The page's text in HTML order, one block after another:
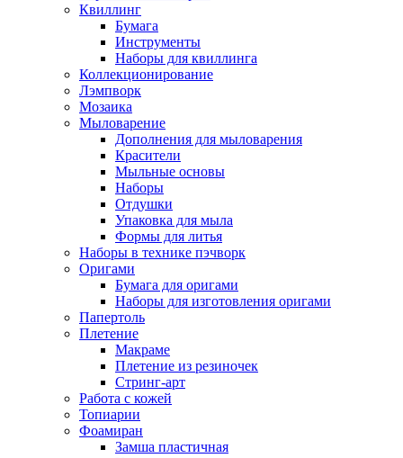
Квиллинг
Бумага
Инструменты
Наборы для квиллинга
Коллекционирование
Лэмпворк
Мозаика
Мыловарение
Дополнения для мыловарения
Красители
Мыльные основы
Наборы
Отдушки
Упаковка для мыла
Формы для литья
Наборы в технике пэчворк
Оригами
Бумага для оригами
Наборы для изготовления оригами
Папертоль
Плетение
Макраме
Плетение из резиночек
Стринг-арт
Работа с кожей
Топиарии
Фоамиран
Замша пластичная